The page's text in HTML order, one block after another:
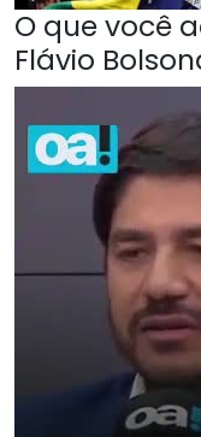
O que você
Flávio